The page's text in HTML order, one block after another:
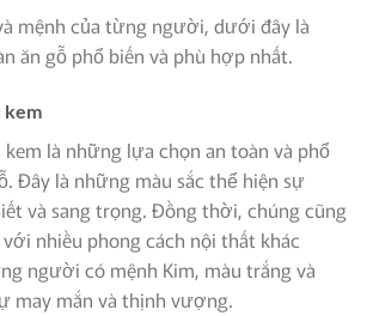
mệnh của từng người, dưới đây là
ăn gỗ phổ biến và phù hợp nhất.
kem
kem là những lựa chọn an toàn và phổ
Đây là những màu sắc thể hiện sự
và sang trọng. Đồng thời, chúng cũng
nhiều phong cách nội thất khác
người có mệnh Kim, màu trắng và
may mắn và thịnh vượng.